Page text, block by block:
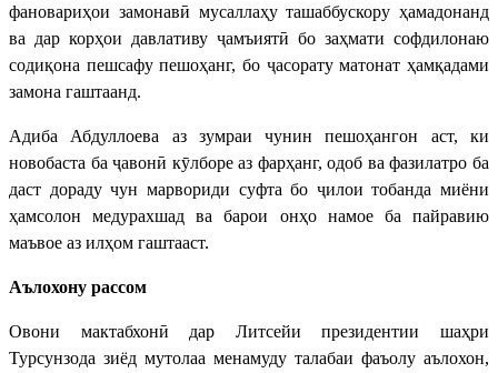
фановариҳои замонавӣ мусаллаҳу ташаббускору ҳамадонанд
ва дар корҳои давлативу ҷамъиятӣ бо заҳмати софдилонаю
содиқона пешсафу пешоҳанг, бо ҷасорату матонат ҳамқадами
замона гаштаанд.
Адиба Абдуллоева аз зумраи чунин пешоҳангон аст, ки
новобаста ба ҷавонӣ кӯлборе аз фарҳанг, одоб ва фазилатро ба
даст дораду чун марвориди суфта бо ҷилои тобанда миёни
ҳамсолон медурахшад ва барои онҳо намое ба пайравию
маъвое аз илҳом гаштааст.
Аълохону рассом
Овони мактабхонӣ дар Литсейи президентии шаҳри
Турсунзода зиёд мутолаа менамуду талабаи фаъолу аълохон,